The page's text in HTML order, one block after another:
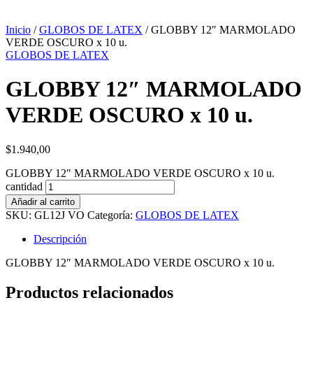
Inicio /GLOBOS DE LATEX / GLOBBY 12″ MARMOLADO
VERDE OSCURO x 10 u.
GLOBOS DE LATEX
GLOBBY 12″ MARMOLADO
VERDE OSCURO x 10 u.
$1.940,00
GLOBBY 12" MARMOLADO VERDE OSCURO x 10 u.
cantidad
Añadir al carrito
SKU: GL12J VO Categoría: GLOBOS DE LATEX
Descripción
GLOBBY 12″ MARMOLADO VERDE OSCURO x 10 u.
Productos relacionados